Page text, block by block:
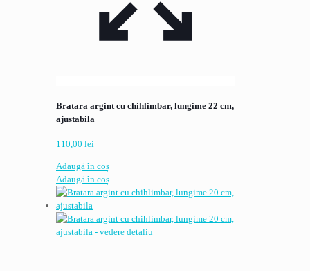
Bratara argint cu chihlimbar, lungime 22 cm,
ajustabila
110,00 lei
Adaugă în coș
Adaugă în coș